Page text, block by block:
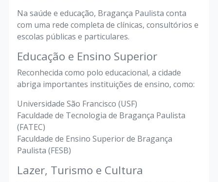
Na saúde e educação, Bragança Paulista conta
com uma rede completa de clínicas, consultórios e
escolas públicas e particulares.
Educação e Ensino Superior
Reconhecida como polo educacional, a cidade
abriga importantes instituições de ensino, como:
Universidade São Francisco (USF)
Faculdade de Tecnologia de Bragança Paulista
(FATEC)
Faculdade de Ensino Superior de Bragança
Paulista (FESB)
Lazer, Turismo e Cultura